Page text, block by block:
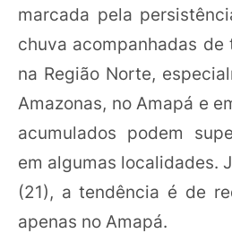
marcada pela
chuva acompanhadas de
na Região Norte,
Amazonas, no Amapá e
acumulados podem
em algumas localidades.
(21), a tendência é de
apenas no Amapá.